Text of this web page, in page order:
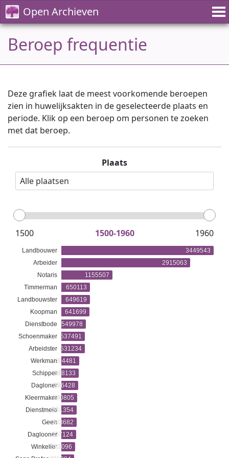
Open Archieven
Beroep frequentie
Deze grafiek laat de meest voorkomende beroepen
zien in huwelijksakten in de geselecteerde plaats en
periode. Klik op een beroep om personen te zoeken
met dat beroep.
Plaats
Alle plaatsen
1500 1960
1500-1960
Landbouwer
3449543
Arbeider
2915063
Notaris
1155507
Timmerman
650113
Landbouwster
649619
Koopman
641699
Dienstbode
549978
Schoenmaker 537491
Arbeidster 531234
Werkman404481
Schipper388133
Dagloner386428
Kleermaker360805
Dienstmeid351354
Geen343682
Daglooner337124
Winkelier312096